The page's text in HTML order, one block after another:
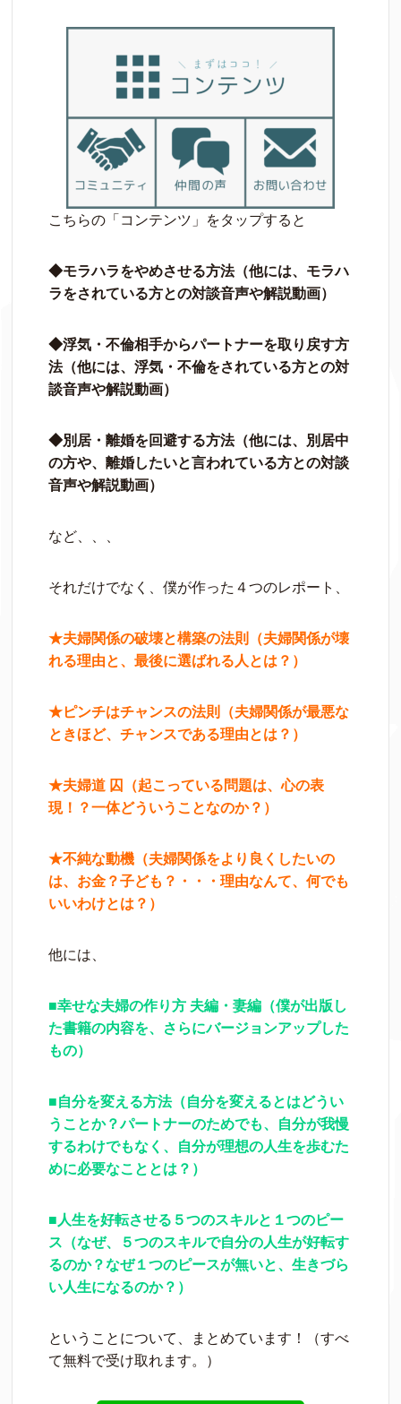
こちらの「コンテンツ」をタップすると
◆モラハラをやめさせる方法（他には、モラハ
ラをされている方との対談音声や解説動画）
◆浮気・不倫相手からパートナーを取り戻す方
法（他には、浮気・不倫をされている方との対
談音声や解説動画）
◆別居・離婚を回避する方法（他には、別居中
の方や、離婚したいと言われている方との対談
音声や解説動画）
など、、、
それだけでなく、僕が作った４つのレポート、
★夫婦関係の破壊と構築の法則（夫婦関係が壊
れる理由と、最後に選ばれる人とは？）
★ピンチはチャンスの法則（夫婦関係が最悪な
ときほど、チャンスである理由とは？）
★夫婦道 囚（起こっている問題は、心の表
現！？一体どういうことなのか？）
★不純な動機（夫婦関係をより良くしたいの
は、お金？子ども？・・・理由なんて、何でも
いいわけとは？）
他には、
■幸せな夫婦の作り方 夫編・妻編（僕が出版し
た書籍の内容を、さらにバージョンアップした
もの）
■自分を変える方法（自分を変えるとはどうい
うことか？パートナーのためでも、自分が我慢
するわけでもなく、自分が理想の人生を歩むた
めに必要なこととは？）
■人生を好転させる５つのスキルと１つのピー
ス（なぜ、５つのスキルで自分の人生が好転す
るのか？なぜ１つのピースが無いと、生きづら
い人生になるのか？）
ということについて、まとめています！（すべ
て無料で受け取れます。）